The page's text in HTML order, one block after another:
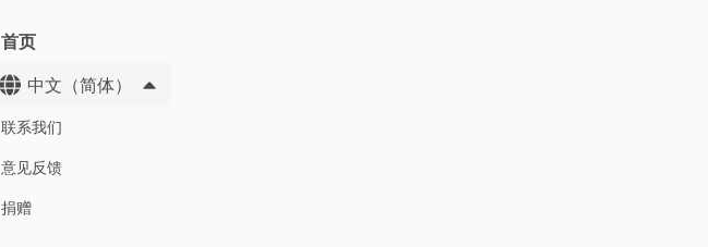
首页
中文（简体）
联系我们
意见反馈
捐赠